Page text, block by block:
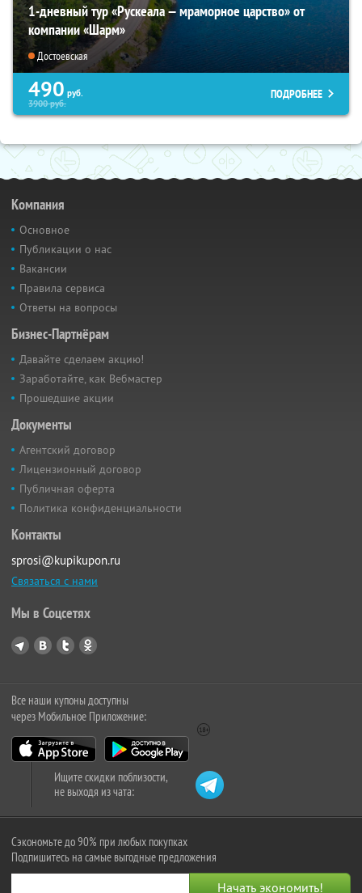
1-дневный тур «Рускеала — мраморное царство» от
компании «Шарм»
Достоевская
490 руб.
3900руб.
ПОДРОБНЕЕ
Компания
Основное
Публикации о нас
Вакансии
Правила сервиса
Ответы на вопросы
Бизнес-Партнёрам
Давайте сделаем акцию!
Заработайте, как Вебмастер
Прошедшие акции
Документы
Агентский договор
Лицензионный договор
Публичная оферта
Политика конфиденциальности
Контакты
sprosi@kupikupon.ru
Связаться с нами
Мы в Соцсетях
Все наши купоны доступны
через Мобильное Приложение:
Ищите скидки поблизости,
не выходя из чата:
Сэкономьте до 90% при любых покупках
Подпишитесь на самые выгодные предложения